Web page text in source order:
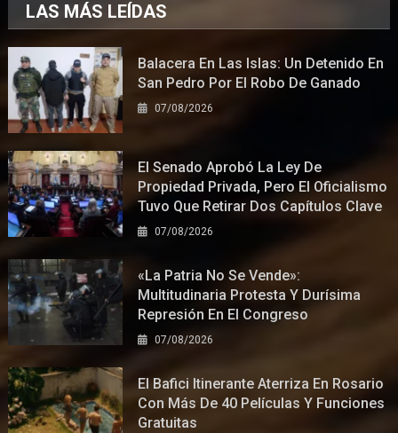
LAS MÁS LEÍDAS
Balacera En Las Islas: Un Detenido En
San Pedro Por El Robo De Ganado
07/08/2026
El Senado Aprobó La Ley De
Propiedad Privada, Pero El Oficialismo
Tuvo Que Retirar Dos Capítulos Clave
07/08/2026
«La Patria No Se Vende»:
Multitudinaria Protesta Y Durísima
Represión En El Congreso
07/08/2026
El Bafici Itinerante Aterriza En Rosario
Con Más De 40 Películas Y Funciones
Gratuitas